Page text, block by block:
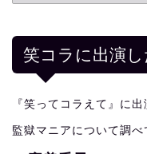
笑コラに出演
『笑ってコラえて』に出
監獄マニアについて調べ